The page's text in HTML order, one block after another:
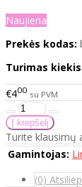
Naujiena
Prekės kodas:
Turimas
€400 su PVM
Turite klausimų
Gamintojas:
(0)